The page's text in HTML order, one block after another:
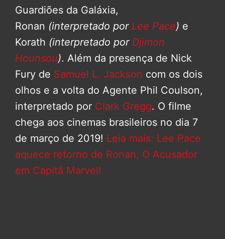
Guardiões da Galáxia,
Ronan (interpretado por Lee Pace) e
Korath (interpretado por Djimon
Hounsou). Além da presença de Nick
Fury de Samuel L. Jackson com os dois
olhos e a volta do Agente Phil Coulson,
interpretado por Clark Gregg. O filme
chega aos cinemas brasileiros no dia 7
de março de 2019! Leia mais: Lee Pace
aquece retorno de Ronan, O Acusador
em Capitã Marvel!